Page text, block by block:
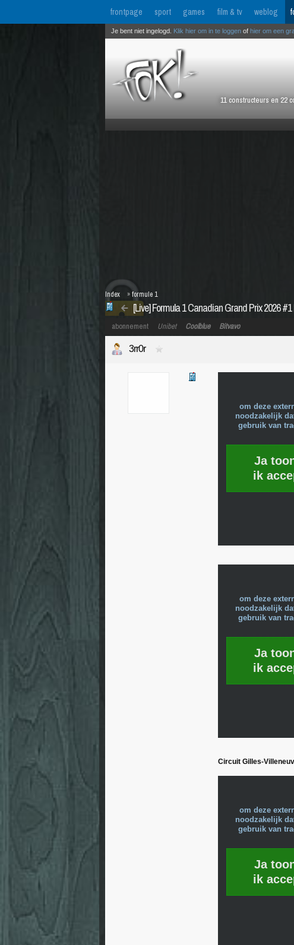
frontpage sport games film & tv weblog
11 constructeurs en
Je bent niet ingelogd. Klik hier om in te loggen of hier om een
[Live] Formula 1 Canadian Grand Prix 2026
Index »formule 1
abonnement Unibet Coolblue Bitvavo
3rr0r
om deze
noodzakelijk
gebruik van
Ja
ik
om deze
noodzakelijk
gebruik van
Ja
ik
Circuit Gilles-
om deze
noodzakelijk
gebruik van
Ja
ik